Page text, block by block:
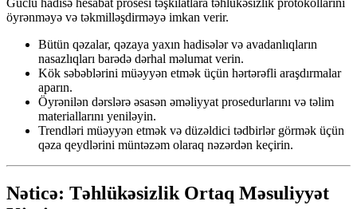
Güclü hadisə hesabat prosesi təşkilatlara təhlükəsizlik protokollarını
öyrənməyə və təkmilləşdirməyə imkan verir.
Bütün qəzalar, qəzaya yaxın hadisələr və avadanlıqların
nasazlıqları barədə dərhal məlumat verin.
Kök səbəblərini müəyyən etmək üçün hərtərəfli araşdırmalar
aparın.
Öyrənilən dərslərə əsasən əməliyyat prosedurlarını və təlim
materiallarını yeniləyin.
Trendləri müəyyən etmək və düzəldici tədbirlər görmək üçün
qəza qeydlərini müntəzəm olaraq nəzərdən keçirin.
Nəticə: Təhlükəsizlik Ortaq Məsuliyyət